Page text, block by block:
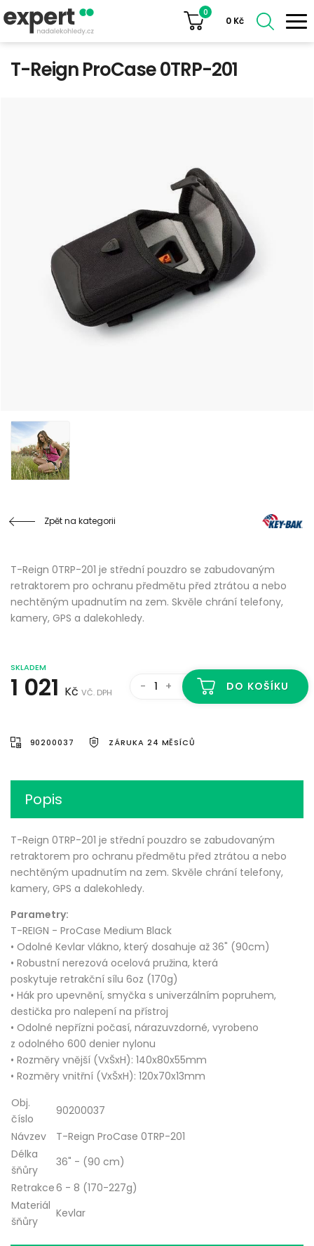
0
0 Kč
T-Reign ProCase 0TRP-201
Zpět na kategorii
T-Reign 0TRP-201 je střední pouzdro se zabudovaným
retraktorem pro ochranu předmětu před ztrátou a nebo
nechtěným upadnutím na zem. Skvěle chrání telefony,
kamery, GPS a dalekohledy.
SKLADEM
1 021 Kč VČ. DPH - + DO KOŠÍKU
90200037 ZÁRUKA 24 MĚSÍCŮ
Popis
T-Reign 0TRP-201 je střední pouzdro se zabudovaným
retraktorem pro ochranu předmětu před ztrátou a nebo
nechtěným upadnutím na zem. Skvěle chrání telefony,
kamery, GPS a dalekohledy.
Parametry:
T-REIGN - ProCase Medium Black
• Odolné Kevlar vlákno, který dosahuje až 36" (90cm)
• Robustní nerezová ocelová pružina, která
poskytuje retrakční sílu 6oz (170g)
• Hák pro upevnění, smyčka s univerzálním popruhem,
destička pro nalepení na přístroj
• Odolné nepřízni počasí, nárazuvzdorné, vyrobeno
z odolného 600 denier nylonu
• Rozměry vnější (VxŠxH): 140x80x55mm
• Rozměry vnitřní (VxŠxH): 120x70x13mm
Obj.
číslo
90200037
Návzev
T-Reign ProCase 0TRP-201
Délka
šňůry
36" - (90 cm)
Retrakce6 - 8 (170-227g)
Materiál
šňůry
Kevlar